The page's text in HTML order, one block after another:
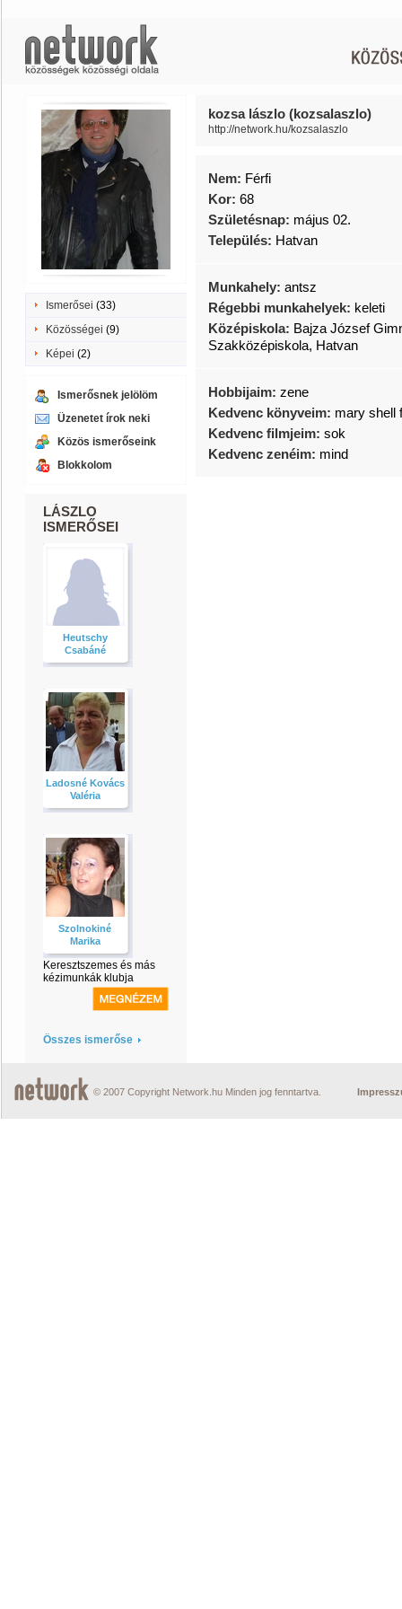
Ismerősei (33)
Közösségei (9)
Képei (2)
Ismerősnek jelölöm
Üzenetet írok neki
Közös ismerőseink
Blokkolom
LÁSZLO
ISMERŐSEI
Heutschy
Csabáné
Ladosné Kovács
Valéria
Szolnokiné
Marika
Keresztszemes és más
kézimunkák klubja
Összes ismerőse
kozsa lászlo (kozsalaszlo)
http://network.hu/kozsalaszlo
Nem: Férfi
Kor: 68
Születésnap: május 02.
Település: Hatvan
Munkahely: antsz
Régebbi munkahelyek: keleti
Középiskola: Bajza József
Szakközépiskola, Hatvan
Hobbijaim: zene
Kedvenc könyveim: mary shell
Kedvenc filmjeim: sok
Kedvenc zenéim: mind
© 2007 Copyright Network.hu Minden jog fenntartva.